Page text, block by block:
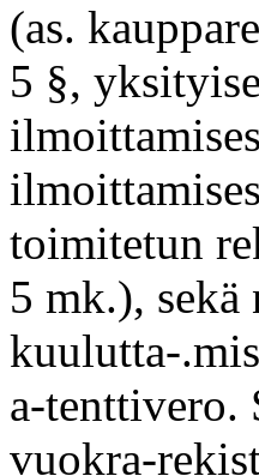
(as.
5 §,
toimitetun
5 mk.),
kuulutta-
a-tenttivero.
vuokra-